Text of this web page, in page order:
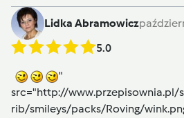
Lidka Abramowicz
5.0
"
src="http://
rib/smileys/packs/Roving/